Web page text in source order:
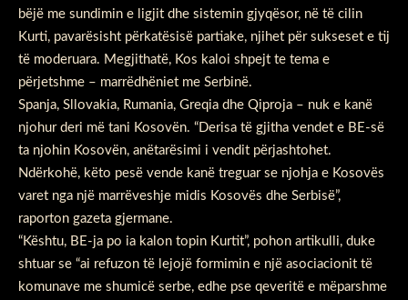
bëjë me sundimin e ligjit dhe sistemin gjyqësor, në të cilin
Kurti, pavarësisht përkatësisë partiake, njihet për sukseset e tij
të moderuara. Megjithatë, Kos kaloi shpejt te tema e
përjetshme – marrëdhëniet me Serbinë.
Spanja, Sllovakia, Rumania, Greqia dhe Qiproja – nuk e kanë
njohur deri më tani Kosovën. “Derisa të gjitha vendet e BE-së
ta njohin Kosovën, anëtarësimi i vendit përjashtohet.
Ndërkohë, këto pesë vende kanë treguar se njohja e Kosovës
varet nga një marrëveshje midis Kosovës dhe Serbisë”,
raporton gazeta gjermane.
“Kështu, BE-ja po ia kalon topin Kurtit”, pohon artikulli, duke
shtuar se “ai refuzon të lejojë formimin e një asociacionit të
komunave me shumicë serbe, edhe pse qeveritë e mëparshme